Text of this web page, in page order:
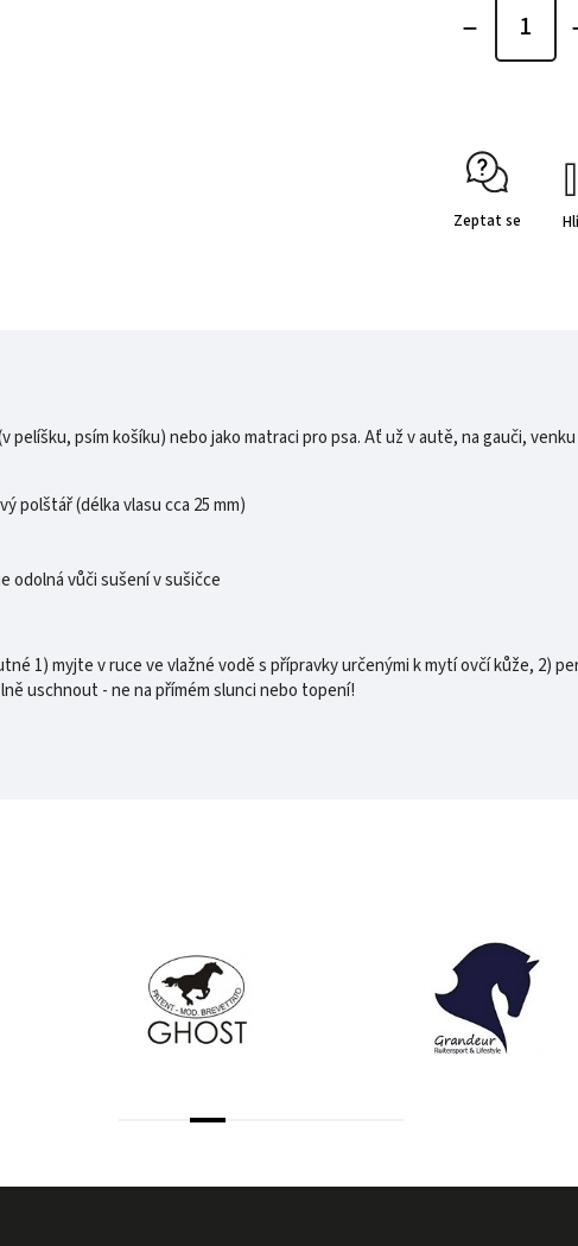
Zeptat se
psím košíku) nebo jako matraci pro psa. Ať už v autě, na gauči,
polštář (délka vlasu cca 25 mm)
odolná vůči sušení v sušičce
1) myjte v ruce ve vlažné vodě s přípravky určenými k mytí ovčí kůže, 2)
uschnout - ne na přímém slunci nebo topení!